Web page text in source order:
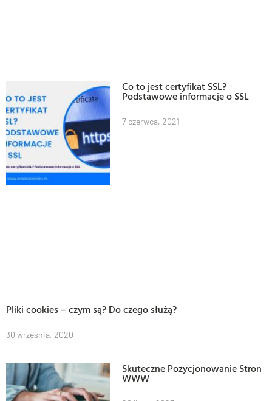
Co to jest certyfikat SSL?
Podstawowe informacje o SSL
7 czerwca, 2021
Pliki cookies – czym są? Do czego służą?
30 września, 2020
Skuteczne Pozycjonowanie Stron
WWW